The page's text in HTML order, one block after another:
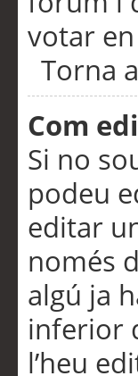
votar
Torna
Com
Si no
podeu
editar
només
algú ja
inferior
l’heu